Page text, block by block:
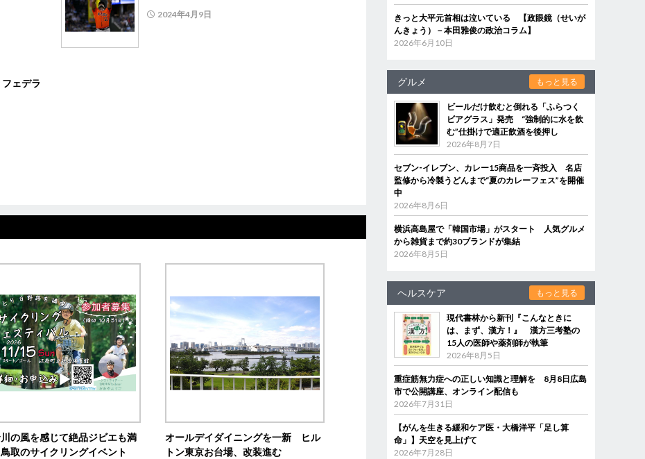
2024年4月9日
ェデラ
の風を感じて絶品ジビエも満
取のサイクリングイベント
オールデイダイニングを一新 ヒル
トン東京お台場、改装進む
きっと大平元首相は泣いている 【政眼鏡（せいが
んきょう）－本田雅俊の政治コラム】
2026年6月10日
グルメ もっと見る
ビールだけ飲むと倒れる「ふらつく
ビアグラス」発売 “強制的に水を飲
む”仕掛けで適正飲酒を後押し
2026年8月7日
セブン‐イレブン、カレー15商品を一斉投入 名店
監修から冷製うどんまで“夏のカレーフェス”を開催
中
2026年8月6日
横浜高島屋で「韓国市場」がスタート 人気グルメ
から雑貨まで約30ブランドが集結
2026年8月5日
ヘルスケア もっと見る
現代書林から新刊『こんなときに
は、まず、漢方！』 漢方三考塾の
15人の医師や薬剤師が執筆
2026年8月5日
重症筋無力症への正しい知識と理解を 8月8日広島
市で公開講座、オンライン配信も
2026年7月31日
【がんを生きる緩和ケア医・大橋洋平「足し算
命」】天空を見上げて
2026年7月28日